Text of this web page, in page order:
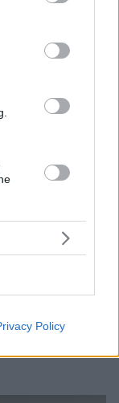
party tags to
below Google
Policy
ότι είναι
της
ασφαλείας
υποσταθμό της